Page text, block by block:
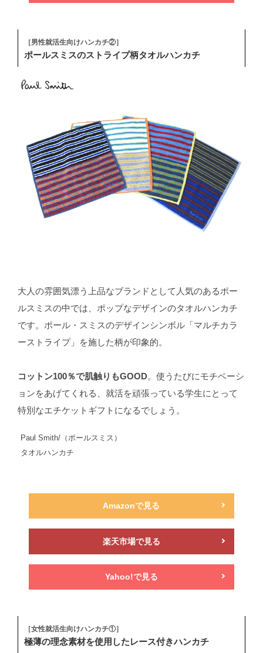
［男性就活生向けハンカチ②］
ポールスミスのストライプ柄タオルハンカチ
大人の雰囲気漂う上品なブランドとして人気のあるポー
ルスミスの中では、ポップなデザインのタオルハンカチ
です。ポール・スミスのデザインシンボル「マルチカラ
ーストライプ」を施した柄が印象的。
コットン100％で肌触りもGOOD。使うたびにモチベーシ
ョンをあげてくれる、就活を頑張っている学生にとって
特別なエチケットギフトになるでしょう。
Paul Smith/（ポールスミス）
タオルハンカチ
Amazonで見る
楽天市場で見る
Yahoo!で見る
［女性就活生向けハンカチ①］
極薄の理念素材を使用したレース付きハンカチ